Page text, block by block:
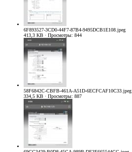
6F893527-3CD0-44F7-87B4-9495DCB1E108.jpeg
413,3 KB · Просмотры: 844
58F6842C-CBFB-461A-A51D-6ECFCAF10C33.jpeg
334,5 KB · Просмотры: 887